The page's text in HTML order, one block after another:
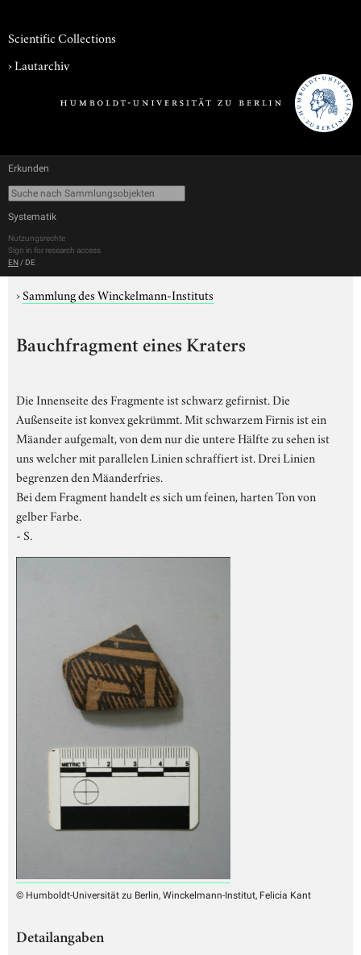
Scientific Collections
›Lautarchiv
Erkunden
Systematik
Nutzungsrechte
Sign in for research access
EN / DE
›Sammlung des Winckelmann-Instituts
Bauchfragment eines Kraters
Die Innenseite des Fragmente ist schwarz gefirnist. Die
Außenseite ist konvex gekrümmt. Mit schwarzem Firnis ist ein
Mäander aufgemalt, von dem nur die untere Hälfte zu sehen ist
uns welcher mit parallelen Linien schraffiert ist. Drei Linien
begrenzen den Mäanderfries.
Bei dem Fragment handelt es sich um feinen, harten Ton von
gelber Farbe.
- S.
© Humboldt-Universität zu Berlin, Winckelmann-Institut, Felicia Kant
Detailangaben